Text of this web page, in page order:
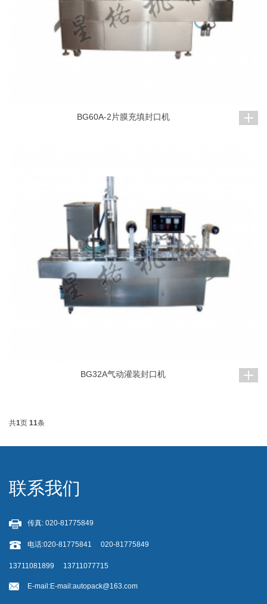
BG60A-2片膜充填封口机
BG32A气动灌装封口机
共1页 11条
联系我们
传真: 020-81775849
电话:020-81775841 020-81775849
13711081899 13711077715
E-mail:E-mail:autopack@163.com